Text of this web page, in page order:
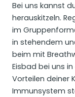
Bei uns kannst
herauskitzeln.
im
in stehendem
beim mit
Eisbad bei uns
Vorteilen deiner
Immunsystem